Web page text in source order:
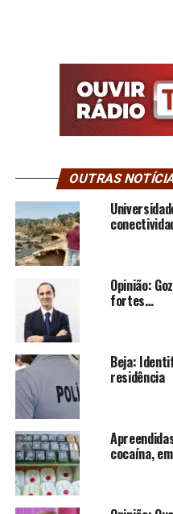
OUTRAS
Opinião:
fortes…
Beja:
residência
cocaína,